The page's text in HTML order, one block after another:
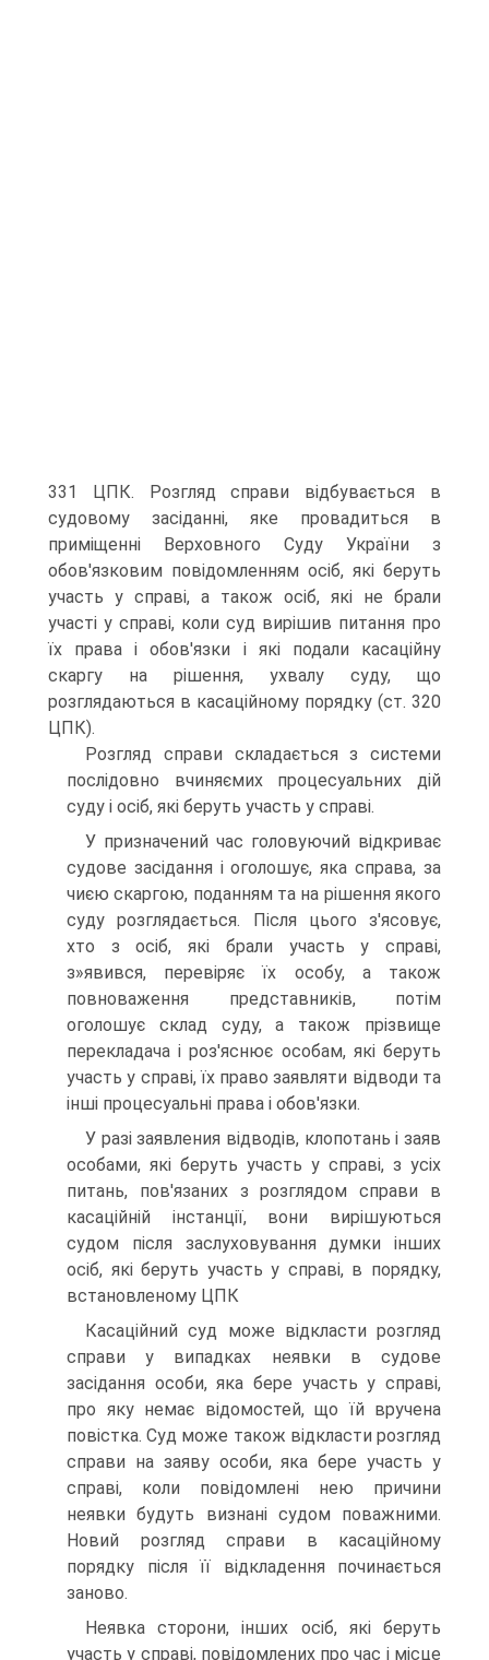
331 ЦПК. Розгляд справи відбувається в
судовому засіданні, яке провадиться в
приміщенні Верховного Суду України з
обов'язковим повідомленням осіб, які беруть
участь у справі, а також осіб, які не брали
участі у справі, коли суд вирішив питання про
їх права і обов'язки і які подали касаційну
скаргу на рішення, ухвалу суду, що
розглядаються в касаційному порядку (ст. 320
ЦПК).
Розгляд справи складається з системи
послідовно вчиняємих процесуальних дій
суду і осіб, які беруть участь у справі.
У призначений час головуючий відкриває
судове засідання і оголошує, яка справа, за
чиєю скаргою, поданням та на рішення якого
суду розглядається. Після цього з'ясовує,
хто з осіб, які брали участь у справі,
з»явився, перевіряє їх особу, а також
повноваження представників, потім
оголошує склад суду, а також прізвище
перекладача і роз'яснює особам, які беруть
участь у справі, їх право заявляти відводи та
інші процесуальні права і обов'язки.
У разі заявления відводів, клопотань і заяв
особами, які беруть участь у справі, з усіх
питань, пов'язаних з розглядом справи в
касаційній інстанції, вони вирішуються
судом після заслуховування думки інших
осіб, які беруть участь у справі, в порядку,
встановленому ЦПК
Касаційний суд може відкласти розгляд
справи у випадках неявки в судове
засідання особи, яка бере участь у справі,
про яку немає відомостей, що їй вручена
повістка. Суд може також відкласти розгляд
справи на заяву особи, яка бере участь у
справі, коли повідомлені нею причини
неявки будуть визнані судом поважними.
Новий розгляд справи в касаційному
порядку після її відкладення починається
заново.
Неявка сторони, інших осіб, які беруть
участь у справі, повідомлених про час і місце